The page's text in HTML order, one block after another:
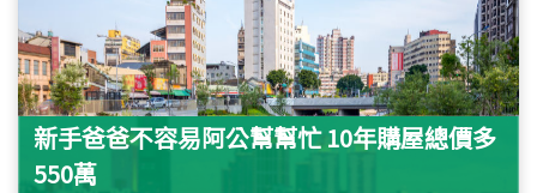
新手爸爸不容易阿公幫幫忙 10年購屋總價多
550萬